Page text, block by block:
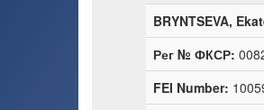
BRYNTSEVA,
Рег № ФКСР:
FEI Number: